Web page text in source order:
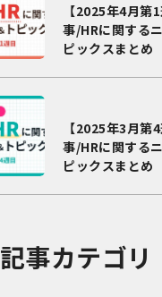
【2025年4月第
事/HRに関する
ピックスまとめ
【2025年3月第
事/HRに関する
ピックスまとめ
記事カテゴリ